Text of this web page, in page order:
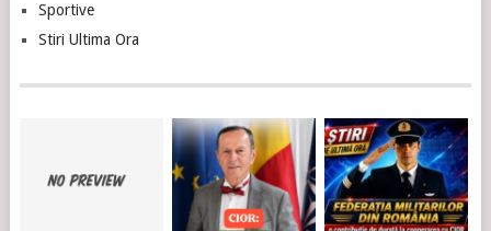
Sportive
Stiri Ultima Ora